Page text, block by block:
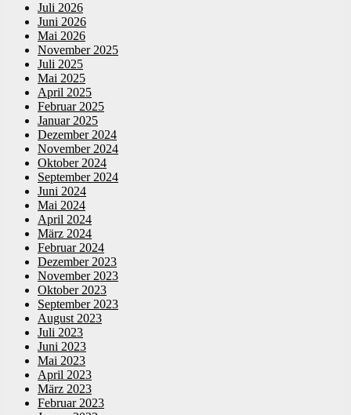
Juli 2026
Juni 2026
Mai 2026
November 2025
Juli 2025
Mai 2025
April 2025
Februar 2025
Januar 2025
Dezember 2024
November 2024
Oktober 2024
September 2024
Juni 2024
Mai 2024
April 2024
März 2024
Februar 2024
Dezember 2023
November 2023
Oktober 2023
September 2023
August 2023
Juli 2023
Juni 2023
Mai 2023
April 2023
März 2023
Februar 2023